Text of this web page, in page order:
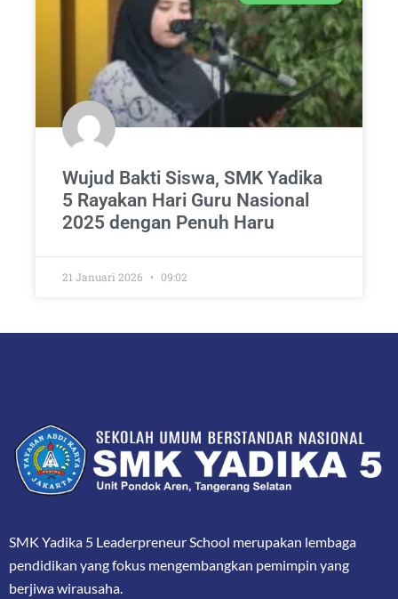
Wujud Bakti Siswa, SMK Yadika
5 Rayakan Hari Guru Nasional
2025 dengan Penuh Haru
21 Januari 2026 09:02
SMK Yadika 5 Leaderpreneur School merupakan lembaga
pendidikan yang fokus mengembangkan pemimpin yang
berjiwa wirausaha.